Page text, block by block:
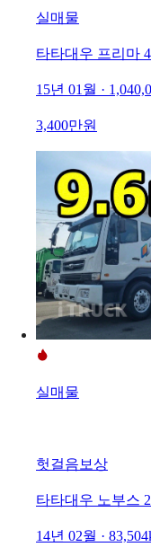
실매물
타타대우 프리마
15년 01월 ·
3,400만원
실매물
헛걸음보상
타타대우 노부스
14년 02월 ·